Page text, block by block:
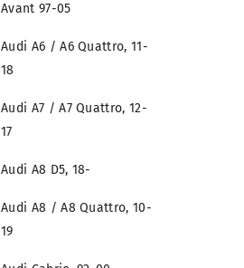
Avant 97-05
Audi A6 / A6 Quattro, 11-
18
Audi A7 / A7 Quattro, 12-
17
Audi A8 D5, 18-
Audi A8 / A8 Quattro, 10-
19